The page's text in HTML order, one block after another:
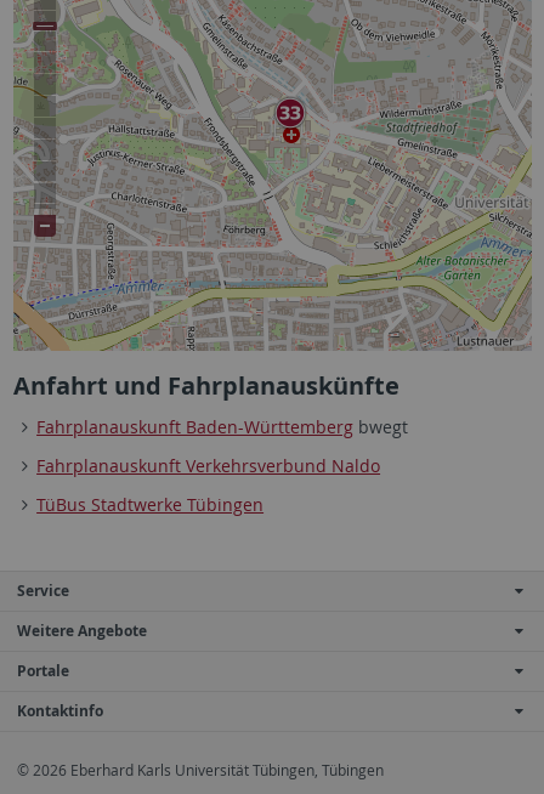
Anfahrt und Fahrplanauskünfte
Fahrplanauskunft Baden-Württemberg bwegt
Fahrplanauskunft Verkehrsverbund Naldo
TüBus Stadtwerke Tübingen
Service
Weitere Angebote
Portale
Kontaktinfo
© 2026 Eberhard Karls Universität Tübingen, Tübingen